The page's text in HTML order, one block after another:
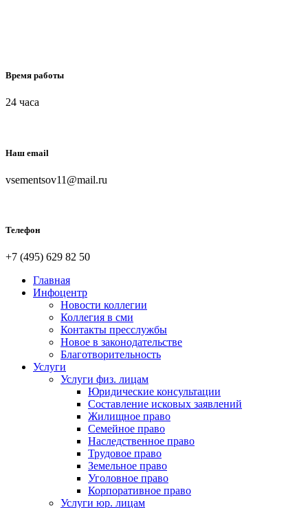
Время работы
24 часа
Наш email
vsementsov11@mail.ru
Телефон
+7 (495) 629 82 50
Главная
Инфоцентр
Новости коллегии
Коллегия в сми
Контакты пресслужбы
Новое в законодательстве
Благотворительность
Услуги
Услуги физ. лицам
Юридические консультации
Составление исковых заявлений
Жилищное право
Семейное право
Наследственное право
Трудовое право
Земельное право
Уголовное право
Корпоративное право
Услуги юр. лицам